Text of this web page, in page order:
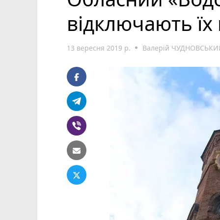
відключають їх
13 вересня 2019 р. Валерій